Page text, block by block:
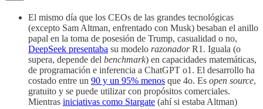
El mismo día que los CEOs de las grandes tecnológicas
(excepto Sam Altman, enfrentado con Musk) besaban el anillo
papal en la toma de posesión de Trump, casualidad o no,
DeepSeek presentaba su modelo razonadorR1. Iguala (o
supera, depende del benchmark) en capacidades matemáticas,
de programación e inferencia a ChatGPT o1. El desarrollo ha
costado entre un 90 y un 95% menos que 4o. Es open source,
gratuito y se puede utilizar con propósitos comerciales.
Mientras iniciativas como Stargate (ahí si estaba Altman)